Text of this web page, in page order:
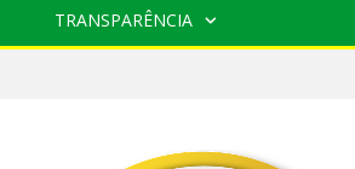
TRANSPARÊNCIA